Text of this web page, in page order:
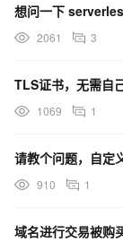
2061 3
TLS证书，无需自
1069 1
请教个问题，自定
910 1